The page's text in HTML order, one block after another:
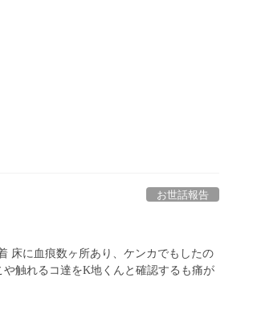
お世話報告
に血痕数ヶ所あり、ケンカでもしたの
触れるコ達をK地くんと確認するも痛が